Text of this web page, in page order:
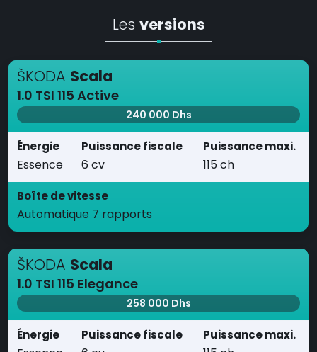
Les versions
ŠKODA Scala
1.0 TSI 115 Active
240 000 Dhs
Énergie
Essence
Puissance fiscale
6 cv
Puissance maxi.
115 ch
Boîte de vitesse
Automatique 7 rapports
ŠKODA Scala
1.0 TSI 115 Elegance
258 000 Dhs
Énergie Puissance fiscale Puissance maxi.